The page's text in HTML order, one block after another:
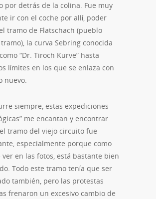
por detrás de la colina. Fue muy
ir con el coche por allí, poder
tramo de Flatschach (pueblo
la curva Sebring conocida
“Dr. Tiroch Kurve” hasta
límites en los que se enlaza con
nuevo.
siempre, estas expediciones
me encantan y encontrar
tramo del viejo circuito fue
especialmente porque como
ver en las fotos, está bastante bien
Todo este tramo tenía que ser
también, pero las protestas
frenaron un excesivo cambio de